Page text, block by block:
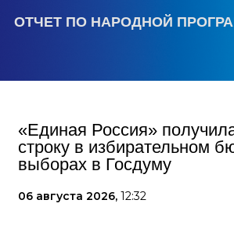
ОТЧЕТ ПО НАРОДНОЙ
«Единая Россия»
строку в избирательном
выборах в Госдуму
06 августа 2026, 12:32